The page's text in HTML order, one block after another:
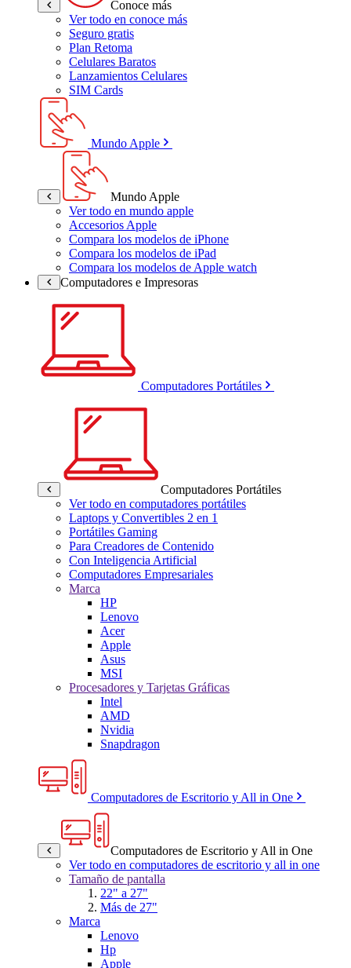
Conoce más
Ver todo en conoce más
Seguro gratis
Plan Retoma
Celulares Baratos
Lanzamientos Celulares
SIM Cards
Mundo Apple
Mundo Apple
Ver todo en mundo apple
Accesorios Apple
Compara los modelos de iPhone
Compara los modelos de iPad
Compara los modelos de Apple watch
Computadores e Impresoras
Computadores Portátiles
Computadores Portátiles
Ver todo en computadores portátiles
Laptops y Convertibles 2 en 1
Portátiles Gaming
Para Creadores de Contenido
Con Inteligencia Artificial
Computadores Empresariales
Marca
HP
Lenovo
Acer
Apple
Asus
MSI
Procesadores y Tarjetas Gráficas
Intel
AMD
Nvidia
Snapdragon
Computadores de Escritorio y All in One
Computadores de Escritorio y All in One
Ver todo en computadores de escritorio y all in one
Tamaño de pantalla
22" a 27"
Más de 27"
Marca
Lenovo
Hp
Apple